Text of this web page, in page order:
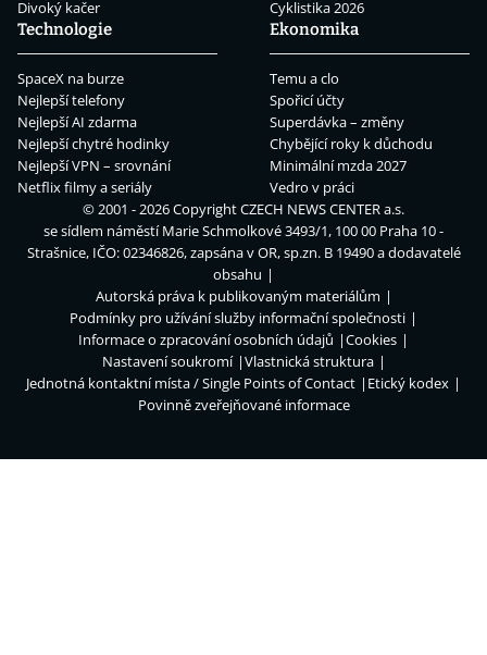
Divoký kačer
Cyklistika 2026
Technologie
SpaceX na burze
Nejlepší telefony
Nejlepší AI zdarma
Nejlepší chytré hodinky
Nejlepší VPN – srovnání
Netflix filmy a seriály
Ekonomika
Temu a clo
Spořicí účty
Superdávka – změny
Chybějící roky k důchodu
Minimální mzda 2027
Vedro v práci
© 2001 - 2026 CopyrightCZECH NEWS CENTER a.s.
se sídlem náměstí Marie Schmolkové 3493/1, 100 00 Praha 10 -
Strašnice, IČO: 02346826, zapsána v OR, sp.zn. B 19490 a dodavatelé
obsahu
Autorská práva k publikovaným materiálům
Podmínky pro užívání služby informační společnosti
Informace o zpracování osobních údajů
Cookies
Nastavení soukromí
Vlastnická struktura
Jednotná kontaktní místa / Single Points of Contact
Etický kodex
Povinně zveřejňované informace